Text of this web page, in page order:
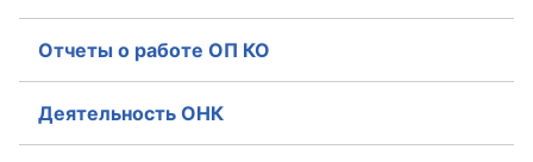
Отчеты о работе ОП КО
Деятельность ОНК